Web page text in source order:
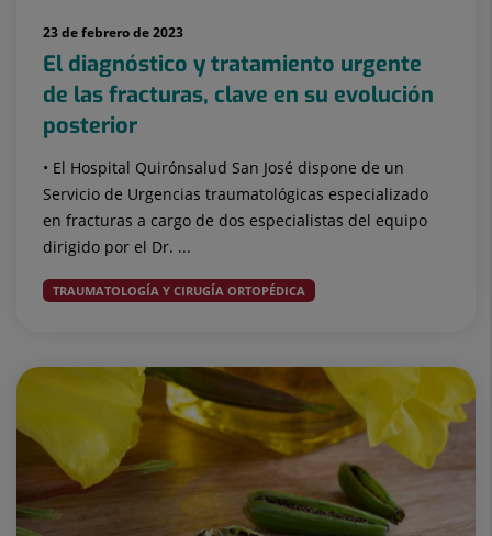
23 de febrero de 2023
El diagnóstico y tratamiento urgente
de las fracturas, clave en su evolución
posterior
• El Hospital Quirónsalud San José dispone de un
Servicio de Urgencias traumatológicas especializado
en fracturas a cargo de dos especialistas del equipo
dirigido por el Dr. ...
TRAUMATOLOGÍA Y CIRUGÍA ORTOPÉDICA